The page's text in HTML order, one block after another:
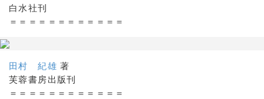
白水社刊
＝＝＝＝＝＝＝＝＝＝＝＝
田村 紀雄 著
芙蓉書房出版刊
＝＝＝＝＝＝＝＝＝＝＝＝